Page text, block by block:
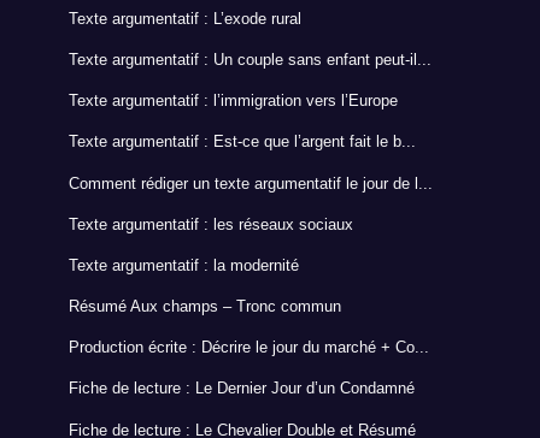
Texte argumentatif : L’exode rural
Texte argumentatif : Un couple sans enfant peut-il...
Texte argumentatif : l’immigration vers l’Europe
Texte argumentatif : Est-ce que l’argent fait le b...
Comment rédiger un texte argumentatif le jour de l...
Texte argumentatif : les réseaux sociaux
Texte argumentatif : la modernité
Résumé Aux champs – Tronc commun
Production écrite : Décrire le jour du marché + Co...
Fiche de lecture : Le Dernier Jour d’un Condamné
Fiche de lecture : Le Chevalier Double et Résumé